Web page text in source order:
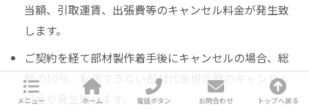
当額、引取運賃、出張費等のキャンセル料金が発生致
します。
ご契約を経て部材製作着手後にキャンセルの場合、総
額の10%、転用できない部材代金相当額のキャンセル
料金が発生致します。
メニュー ホーム 電話ボタン お問合わせ トップへ戻る